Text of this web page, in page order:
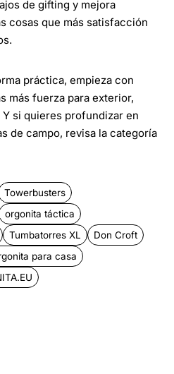
de gifting y mejora
cosas que más satisfacción
práctica, empieza con
más fuerza para exterior,
Y si quieres profundizar en
de campo, revisa la categoría
Towerbusters
orgonita táctica
Tumbatorres XL
Don Croft
para casa